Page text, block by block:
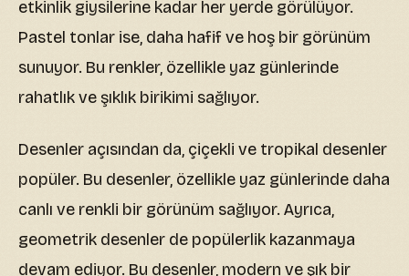
etkinlik giysilerine kadar her yerde görülüyor.
Pastel tonlar ise, daha hafif ve hoş bir görünüm
sunuyor. Bu renkler, özellikle yaz günlerinde
rahatlık ve şıklık birikimi sağlıyor.
Desenler açısından da, çiçekli ve tropikal desenler
popüler. Bu desenler, özellikle yaz günlerinde daha
canlı ve renkli bir görünüm sağlıyor. Ayrıca,
geometrik desenler de popülerlik kazanmaya
devam ediyor. Bu desenler, modern ve şık bir